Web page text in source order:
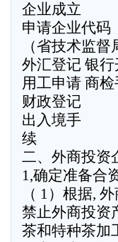
企业成立
申请企业代码
（省技术监督
外汇登记 银
用工申请 商
财政登记
出入境手
续
二、外商投资
1,确定准备合
（ 1）根据,
禁止外商投资
茶和特种茶加